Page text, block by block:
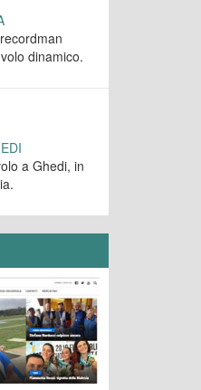
dinamico.
a Ghedi, in